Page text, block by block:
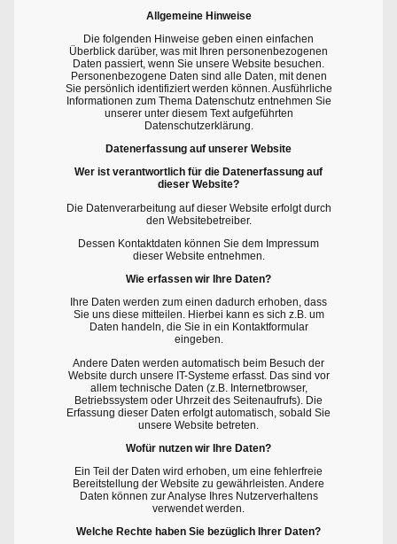
Allgemeine Hinweise
Die folgenden Hinweise geben einen einfachen
Überblick darüber, was mit Ihren personenbezogenen
Daten passiert, wenn Sie unsere Website besuchen.
Personenbezogene Daten sind alle Daten, mit denen
Sie persönlich identifiziert werden können. Ausführliche
Informationen zum Thema Datenschutz entnehmen Sie
unserer unter diesem Text aufgeführten
Datenschutzerklärung.
Datenerfassung auf unserer Website
Wer ist verantwortlich für die Datenerfassung auf
dieser Website?
Die Datenverarbeitung auf dieser Website erfolgt durch
den Websitebetreiber.
Dessen Kontaktdaten können Sie dem Impressum
dieser Website entnehmen.
Wie erfassen wir Ihre Daten?
Ihre Daten werden zum einen dadurch erhoben, dass
Sie uns diese mitteilen. Hierbei kann es sich z.B. um
Daten handeln, die Sie in ein Kontaktformular
eingeben.
Andere Daten werden automatisch beim Besuch der
Website durch unsere IT-Systeme erfasst. Das sind vor
allem technische Daten (z.B. Internetbrowser,
Betriebssystem oder Uhrzeit des Seitenaufrufs). Die
Erfassung dieser Daten erfolgt automatisch, sobald Sie
unsere Website betreten.
Wofür nutzen wir Ihre Daten?
Ein Teil der Daten wird erhoben, um eine fehlerfreie
Bereitstellung der Website zu gewährleisten. Andere
Daten können zur Analyse Ihres Nutzerverhaltens
verwendet werden.
Welche Rechte haben Sie bezüglich Ihrer Daten?